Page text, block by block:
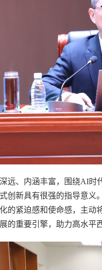
远、内涵丰富，围绕AI
创新具有很强的指导意
的紧迫感和使命感，主
重要引擎，助力高水平